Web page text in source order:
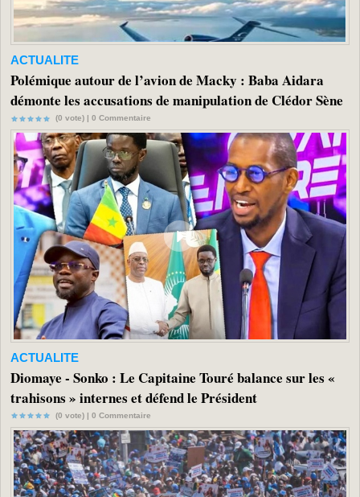
ACTUALITE
Polémique autour de l’avion de Macky : Baba Aidara
démonte les accusations de manipulation de Clédor Sène
(0 vote) | 0 Commentaire
ACTUALITE
Diomaye - Sonko : Le Capitaine Touré balance sur les «
trahisons » internes et défend le Président
(0 vote) | 0 Commentaire